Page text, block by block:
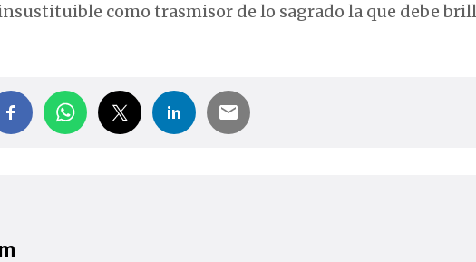
como trasmisor de lo sagrado la que debe